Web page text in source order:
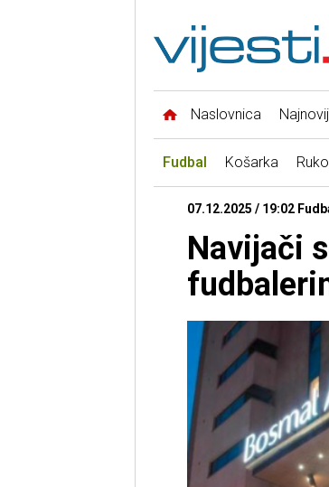
Naslovnica
Fudbal Košarka
07.12.2025 / 19:02
Navijači